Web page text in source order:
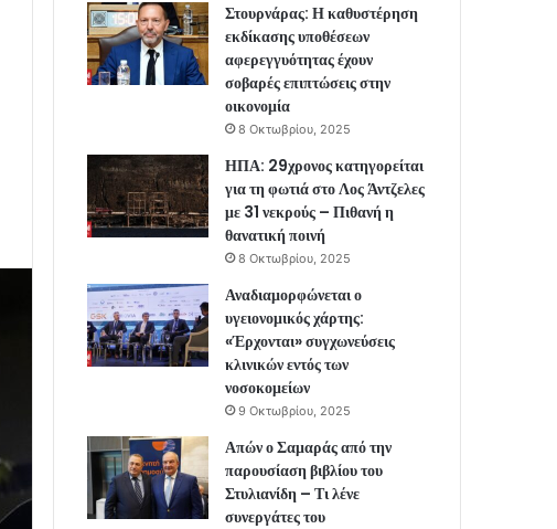
Στουρνάρας: Η καθυστέρηση
εκδίκασης υποθέσεων
αφερεγγυότητας έχουν
σοβαρές επιπτώσεις στην
οικονομία
8 Οκτωβρίου, 2025
ΗΠΑ: 29χρονος κατηγορείται
για τη φωτιά στο Λος Άντζελες
με 31 νεκρούς – Πιθανή η
θανατική ποινή
8 Οκτωβρίου, 2025
Αναδιαμορφώνεται ο
υγειονομικός χάρτης:
«Έρχονται» συγχωνεύσεις
κλινικών εντός των
νοσοκομείων
9 Οκτωβρίου, 2025
Απών ο Σαμαράς από την
παρουσίαση βιβλίου του
Στυλιανίδη – Τι λένε
συνεργάτες του